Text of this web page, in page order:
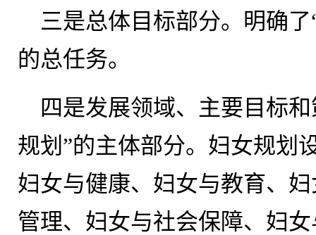
三是总体目标部分。明确
的总任务。
四是发展领域、主要目标
规划”的主体部分。妇女规划
妇女与健康、妇女与教育、
管理、妇女与社会保障、妇